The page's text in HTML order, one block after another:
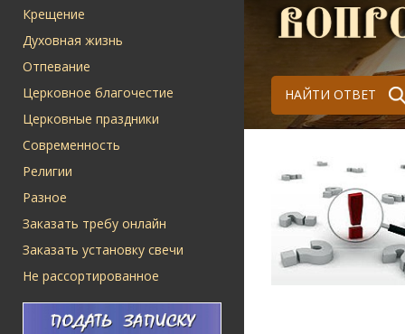
Крещение
Духовная жизнь
Отпевание
Церковное благочестие
Церковные праздники
Современность
Религии
Разное
Заказать требу онлайн
Заказать установку свечи
Не рассортированное
НАЙТИ ОТВЕТ